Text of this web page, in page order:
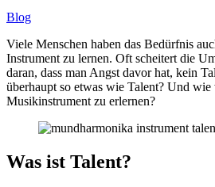
Blog
Viele Menschen haben das Bedürfnis
Instrument zu lernen. Oft scheitert die
daran, dass man Angst davor hat, kein
überhaupt so etwas wie Talent? Und
Musikinstrument zu erlernen?
Was ist Talent?